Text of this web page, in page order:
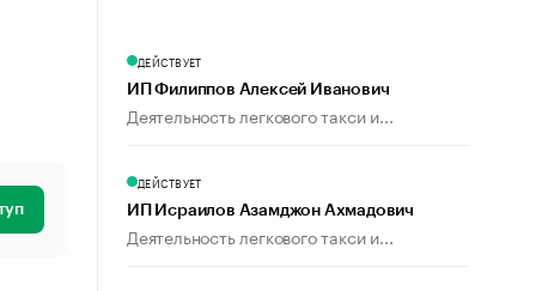
ДЕЙСТВУЕТ
ИП Филиппов Алексей Иванович
Деятельность легкового такси и...
ДЕЙСТВУЕТ
ИП Исраилов Азамджон Ахмадович
Деятельность легкового такси и...